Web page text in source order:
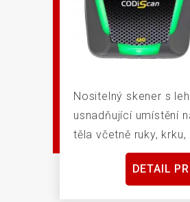
Nositelný skener s
usnadňující umístění
těla včetně ruky,
DETAIL